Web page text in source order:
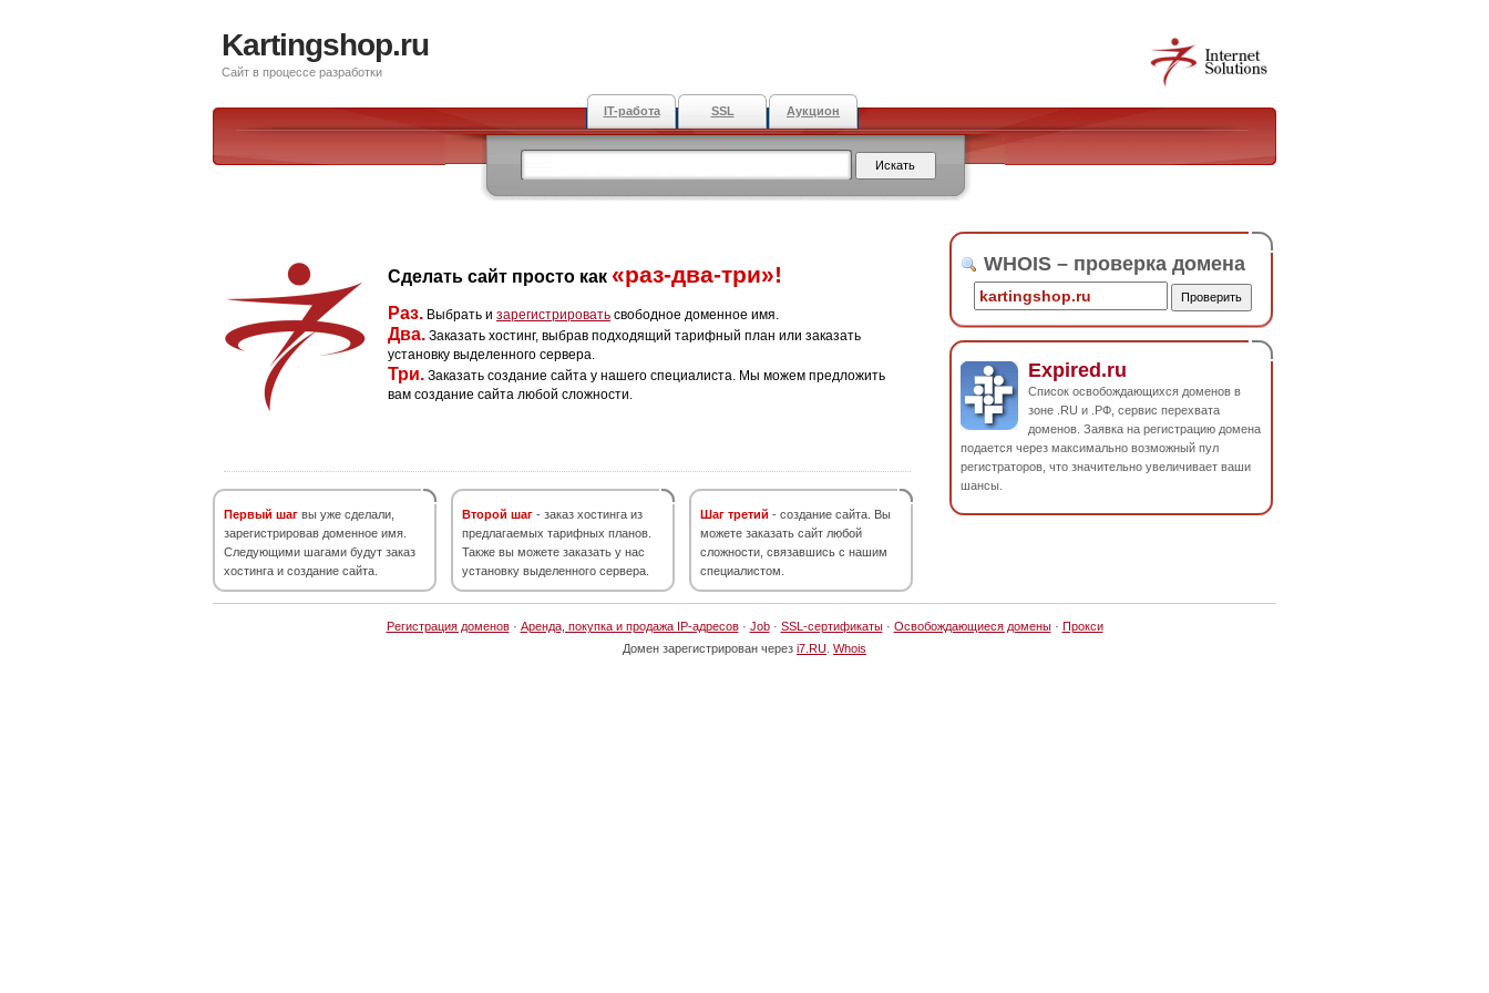
Kartingshop.ru
Сайт в процессе разработки
IT-работа SSL Аукцион
Сделать сайт просто как «раз-два-три»!
Раз. Выбрать и зарегистрировать свободное доменное имя.
Два. Заказать хостинг, выбрав подходящий тарифный план или заказать
установку выделенного сервера.
Три. Заказать создание сайта у нашего специалиста. Мы можем предложить
вам создание сайта любой сложности.
Первый шаг вы уже сделали,
зарегистрировав доменное имя.
Следующими шагами будут заказ
хостинга и создание сайта.
Второй шаг - заказ хостинга из
предлагаемых тарифных планов.
Также вы можете заказать у нас
установку выделенного сервера.
Шаг третий - создание сайта. Вы
можете заказать сайт любой
сложности, связавшись с нашим
специалистом.
WHOIS – проверка домена
Expired.ru
Список освобождающихся доменов в
зоне .RU и .РФ, сервис перехвата
доменов. Заявка на регистрацию домена
подается через максимально возможный пул
регистраторов, что значительно увеличивает ваши
шансы.
Регистрация доменов· Аренда, покупка и продажа IP-адресов· Job· SSL-сертификаты· Освобождающиеся домены· Прокси
Домен зарегистрирован через i7.RU Whois